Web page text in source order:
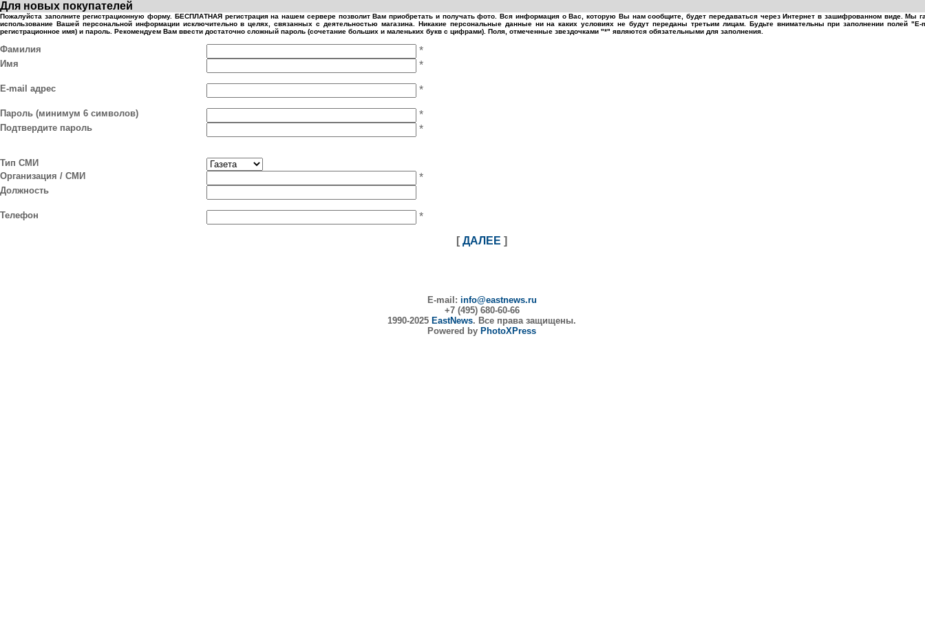
Для новых покупателей
Пожалуйста заполните регистрационную форму. БЕСПЛАТНАЯ регистрация на нашем сервере позволит Вам приобретать и получать фото. Вся информация о Вас, которую Вы нам сообщите, будет передаваться через Интернет в зашифрованном виде. Мы
использование Вашей персональной информации исключительно в целях, связанных с деятельностью магазина. Никакие персональные данные ни на каких условиях не будут переданы третьим лицам. Будьте внимательны при заполнении полей
регистрационное имя) и пароль. Рекомендуем Вам ввести достаточно сложный пароль (сочетание больших и маленьких букв с цифрами). Поля, отмеченные звездочками "*" являются обязательными для заполнения.
Фамилия *
Имя *
E-mail адрес *
Пароль (минимум 6 символов) *
Подтвердите пароль *
Тип СМИ
Организация / СМИ
*
Должность
Телефон *
[ ДАЛЕЕ ]
E-mail: info@eastnews.ru
+7 (495) 680-60-66
1990-2025 EastNews. Все права защищены.
Powered by PhotoXPress